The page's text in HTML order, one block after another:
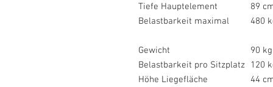
Tiefe Hauptelement
89
Belastbarkeit maximal
480
Gewicht
90 kg
Belastbarkeit pro Sitzplatz 120
Höhe Liegefläche
44